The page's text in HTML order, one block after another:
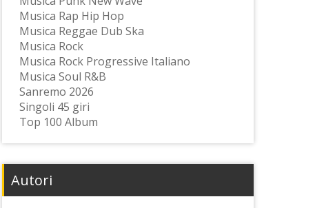
Musica Rap Hip Hop
Musica Reggae Dub Ska
Musica Rock
Musica Rock Progressive Italiano
Musica Soul R&B
Sanremo 2026
Singoli 45 giri
Top 100 Album
Autori